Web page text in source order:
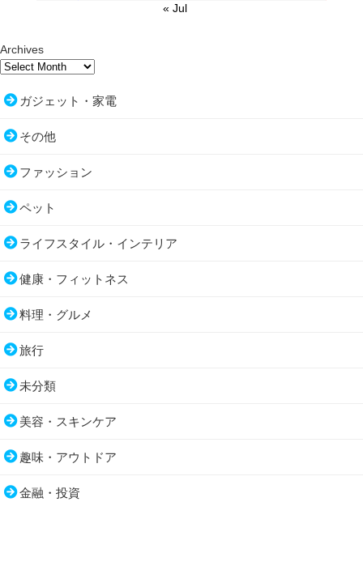
« Jul
Archives
ガジェット・家電
その他
ファッション
ペット
ライフスタイル・インテリア
健康・フィットネス
料理・グルメ
旅行
未分類
美容・スキンケア
趣味・アウトドア
金融・投資